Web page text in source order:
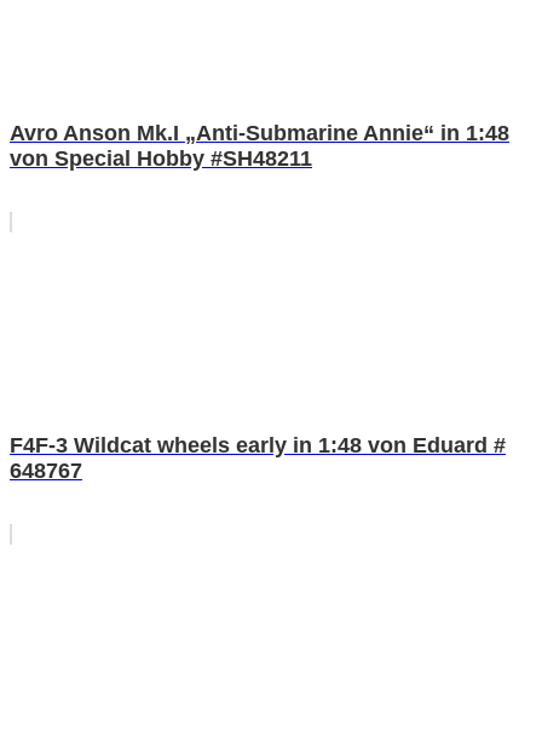
Avro Anson Mk.I „Anti-Submarine Annie“ in 1:48
von Special Hobby #SH48211
F4F-3 Wildcat wheels early in 1:48 von Eduard #
648767